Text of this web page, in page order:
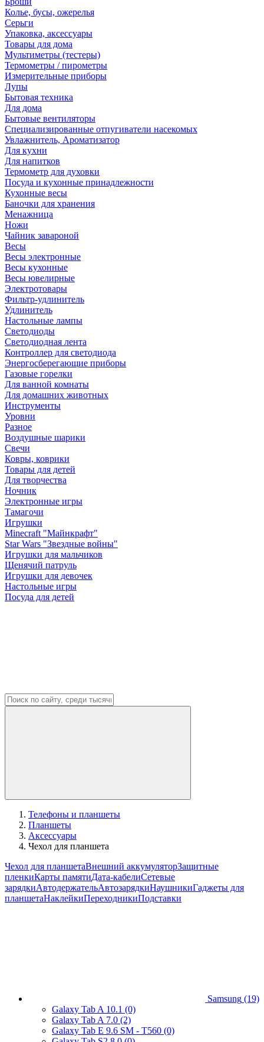
Колье, бусы, ожерелья
Серьги
Упаковка, аксессуары
Товары для дома
Мультиметры (тестеры)
Термометры / пирометры
Измерительные приборы
Лупы
Бытовая техника
Для дома
Бытовые вентиляторы
Специализированные отпугиватели насекомых
Увлажнитель, Ароматизатор
Для кухни
Для напитков
Термометр для духовки
Посуда и кухонные принадлежности
Кухонные весы
Баночки для хранения
Менажница
Ножи
Чайник завароной
Весы
Весы электронные
Весы кухонные
Весы ювелирные
Электротовары
Фильтр-удлинитель
Удлинитель
Настольные лампы
Светодиоды
Светодиодная лента
Контроллер для светодиода
Энергосберегающие приборы
Газовые горелки
Для ванной комнаты
Для домашних животных
Инструменты
Уровни
Разное
Воздушные шарики
Свечи
Ковры, коврики
Товары для детей
Для творчества
Ночник
Электронные игры
Тамагочи
Игрушки
Minecraft "Майнкрафт"
Star Wars "Звездные войны"
Игрушки для мальчиков
Щенячий патруль
Игрушки для девочек
Настольные игры
Посуда для детей
Телефоны и планшеты
Планшеты
Аксессуары
Чехол для планшета
Чехол для планшетаВнешний аккумуляторЗащитные
пленкиКарты памятиДата-кабелиСетевые
зарядкиАвтодержательАвтозарядкиНаушникиГаджеты для
планшетаНаклейкиПереходникиПодставки
Samsung (19)
Galaxy Tab A 10.1 (0)
Galaxy Tab A 7.0 (2)
Galaxy Tab E 9.6 SM - T560 (0)